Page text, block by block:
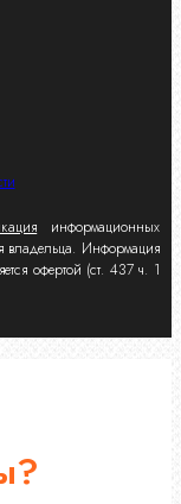
информационных
владельца. Информация
офертой (ст. 437 ч. 1